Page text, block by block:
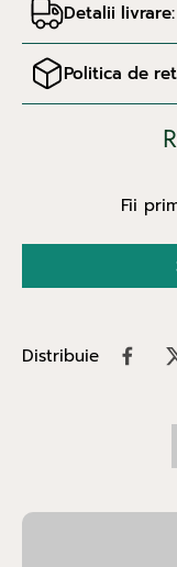
Detalii livrare:
Politica de
Fii
Distribuie